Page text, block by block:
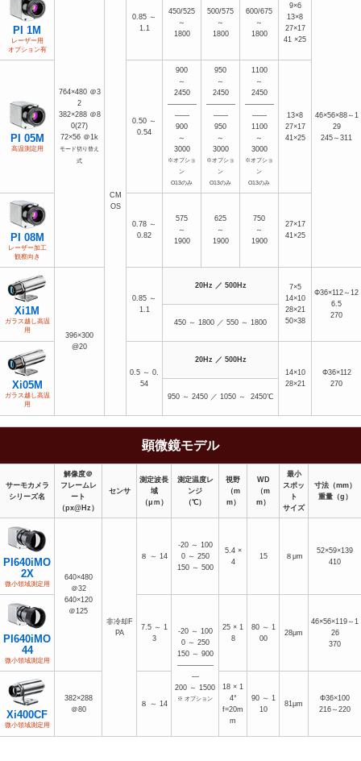
PI 1M
レーザー用
オプション有
764×480 ＠3
2
382×288 ＠8
0(27)
72×56 ＠1k
モード切り替え
式
CM
OS
0.85 ～
1.1
450/525
～
1800
500/575
～
1800
600/675
～
1800
9×6
13×8
27×17
41 ×25
46×56×88～1
29
245～311
PI 05M
高温測定用
0.50 ～
0.54
900
～
2450
――――
――
900
～
3000
※オプショ
ン
O13のみ
950
～
2450
――――
――
950
～
3000
※オプショ
ン
O13のみ
1100
～
2450
――――
――
1100
～
3000
※オプショ
ン
O13のみ
13×8
27×17
41×25
PI 08M
レーザー加工
観察向き
0.78 ～
0.82
575
～
1900
625
～
1900
750
～
1900
27×17
41×25
Xi1M
ガラス越し高温
用
396×300
@20
0.85 ～
1.1
20Hz ／ 500Hz
7×5
14×10
28×21
50×38
Φ36×112～12
6.5
270
450 ～ 1800 ／ 550 ～ 1800
Xi05M
ガラス越し高温
用
0.5 ～ 0.
54
20Hz ／ 500Hz
14×10
28×21
Φ36×112
270
950 ～ 2450 ／ 1050 ～ 2450℃
顕微鏡モデル
サーモカメラ
シリーズ名
解像度＠
フレームレ
ート
（px@Hz）
センサ
測定波長
域
（μｍ）
測定温度レ
ンジ
（℃）
視野
（m
m）
WD
（m
m）
最小
スポッ
ト
サイズ
寸法（mm）
重量（g）
PI640iMO
2X
微小領域測定用
640×480
＠32
640×120
＠125
非冷却F
PA
８ ～ 14
-20 ～ 100
0 ～ 250
150 ～ 500
5.4 ×
4
15 ８μm
52×59×139
410
PI640iMO
44
微小領域測定用
7.5 ～ 1
3
-20 ～ 100
0 ～ 250
150 ～ 900
―――――
―
200 ～ 1500
※ オプション
25 × 1
8
80 ～ 1
00
28μm
46×56×119～1
26
370
Xi400CF
微小領域測定用
382×288
＠80
８ ～ 14
18 × 1
4°
f=20m
m
90 ～ 1
10
81μm
Φ36×100
216～220